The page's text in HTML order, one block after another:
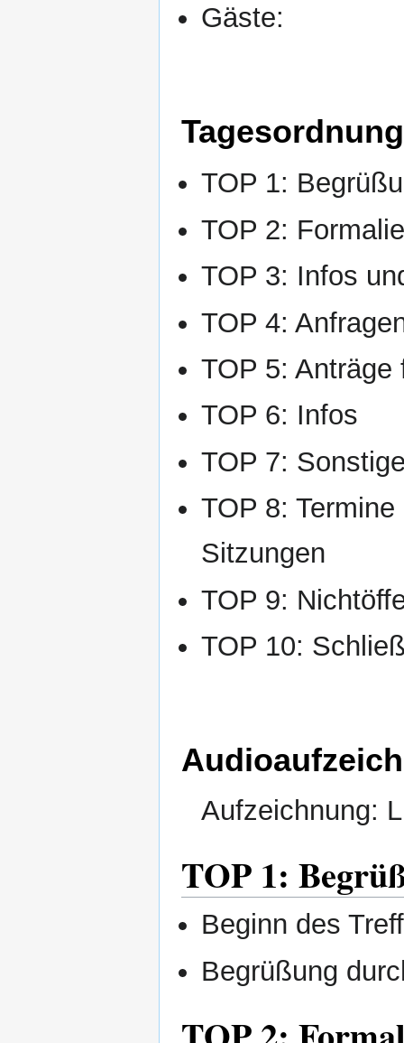
Gäste:
Tagesordnung
TOP 1:
TOP 2:
TOP 3: Infos
TOP 4:
TOP 5:
TOP 6: Infos
TOP 7:
TOP 8:
Sitzungen
TOP 9:
TOP 10:
Aufzeichnung:
TOP 1:
Beginn des
Begrüßung